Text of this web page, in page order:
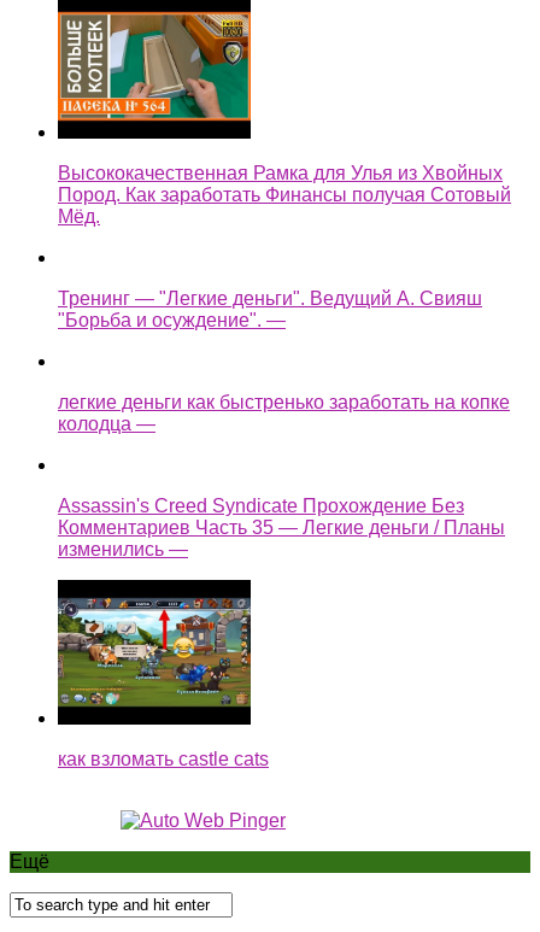
Высококачественная Рамка для Улья из Хвойных
Пород. Как заработать Финансы получая Сотовый
Мёд.
Тренинг — "Легкие деньги". Ведущий А. Свияш
"Борьба и осуждение". —
легкие деньги как быстренько заработать на копке
колодца —
Assassin's Creed Syndicate Прохождение Без
Комментариев Часть 35 — Легкие деньги / Планы
изменились —
как взломать castle cats
Ещё